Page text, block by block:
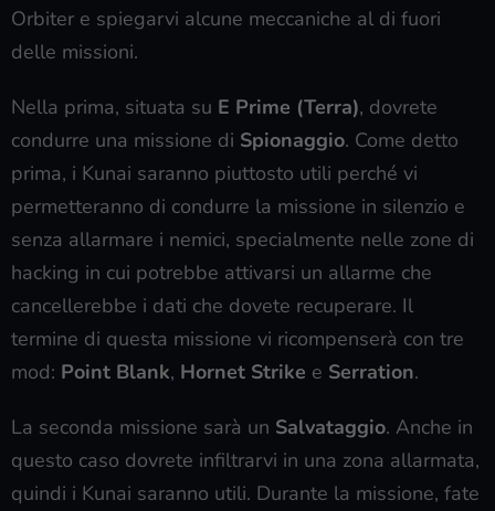
Orbiter e spiegarvi alcune meccaniche al di fuori
delle missioni.
Nella prima, situata su E Prime (Terra), dovrete
condurre una missione di Spionaggio. Come detto
prima, i Kunai saranno piuttosto utili perché vi
permetteranno di condurre la missione in silenzio e
senza allarmare i nemici, specialmente nelle zone di
hacking in cui potrebbe attivarsi un allarme che
cancellerebbe i dati che dovete recuperare. Il
termine di questa missione vi ricompenserà con tre
mod: Point Blank, Hornet Strike e Serration.
La seconda missione sarà un Salvataggio. Anche in
questo caso dovrete infiltrarvi in una zona allarmata,
quindi i Kunai saranno utili. Durante la missione, fate